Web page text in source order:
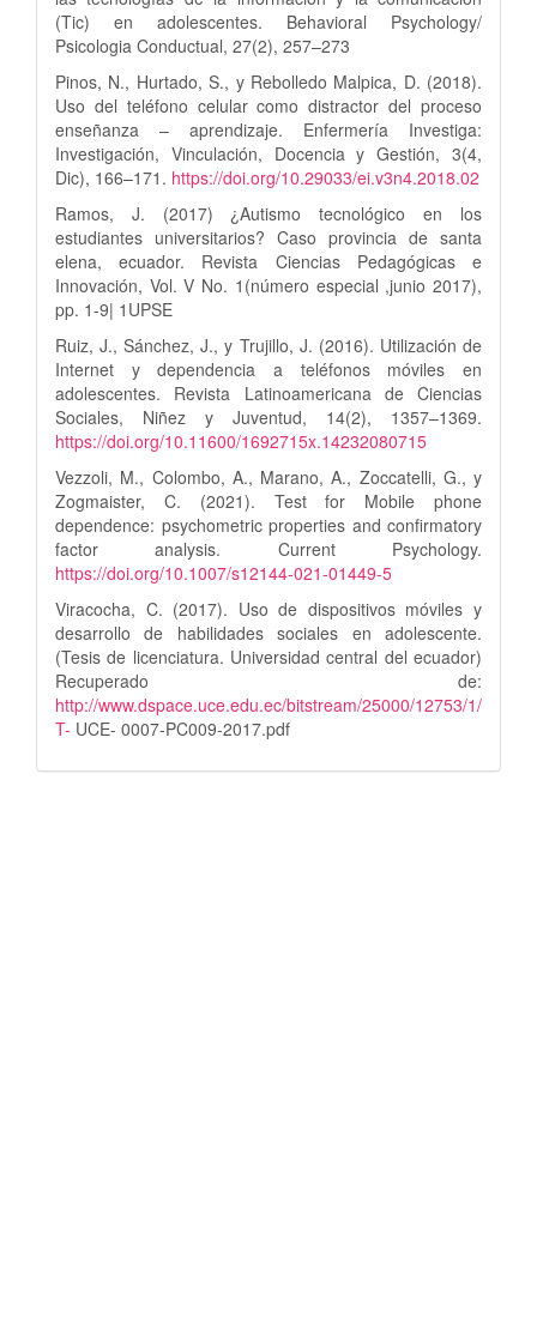
(Tic) en adolescentes. Behavioral Psychology/
Psicologia Conductual, 27(2), 257–273
Pinos, N., Hurtado, S., y Rebolledo Malpica, D. (2018).
Uso del teléfono celular como distractor del proceso
enseñanza – aprendizaje. Enfermería Investiga:
Investigación, Vinculación, Docencia y Gestión, 3(4,
Dic), 166–171. https://doi.org/10.29033/ei.v3n4.2018.02
Ramos, J. (2017) ¿Autismo tecnológico en los
estudiantes universitarios? Caso provincia de santa
elena, ecuador. Revista Ciencias Pedagógicas e
Innovación, Vol. V No. 1(número especial ,junio 2017),
pp. 1-9| 1UPSE
Ruiz, J., Sánchez, J., y Trujillo, J. (2016). Utilización de
Internet y dependencia a teléfonos móviles en
adolescentes. Revista Latinoamericana de Ciencias
Sociales, Niñez y Juventud, 14(2), 1357–1369.
https://doi.org/10.11600/1692715x.14232080715
Vezzoli, M., Colombo, A., Marano, A., Zoccatelli, G., y
Zogmaister, C. (2021). Test for Mobile phone
dependence: psychometric properties and confirmatory
factor analysis. Current Psychology.
https://doi.org/10.1007/s12144-021-01449-5
Viracocha, C. (2017). Uso de dispositivos móviles y
desarrollo de habilidades sociales en adolescente.
(Tesis de licenciatura. Universidad central del ecuador)
Recuperado de:
http://www.dspace.uce.edu.ec/bitstream/25000/12753/1/
T- UCE- 0007-PC009-2017.pdf